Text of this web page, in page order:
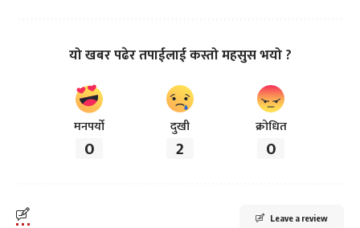
यो खबर पढेर तपाईलाई कस्तो महसुस भयो ?
मनपर्यो
0
दुखी
2
क्रोधित
0
Leave a review